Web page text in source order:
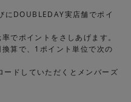
DOUBLEDAY実店舗でポイ
でポイントをさしあげます。
算で、1ポイント単位で次の
ードしていただくとメンバーズ